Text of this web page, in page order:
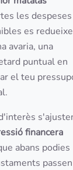
les despeses
es
avaria, una
puntual en
el teu
financera
abans podies